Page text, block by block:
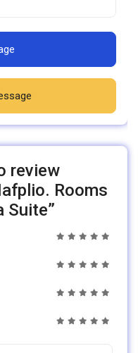
review
Rooms
Suite”